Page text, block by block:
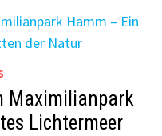
Maximilianpark
Lichtermeer